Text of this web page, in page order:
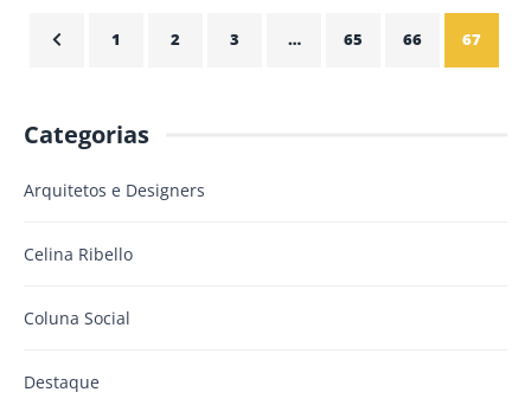
1 2 3 … 65 66 67
Categorias
Arquitetos e Designers
Celina Ribello
Coluna Social
Destaque